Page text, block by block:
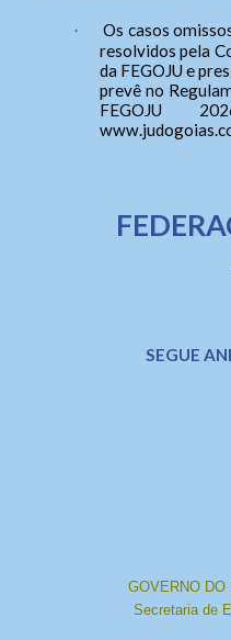
·
Os casos
resolvidos pela
da FEGOJU e
prevê no
FEGOJU
SEGUE
GOVERNO DO
Secretaria de